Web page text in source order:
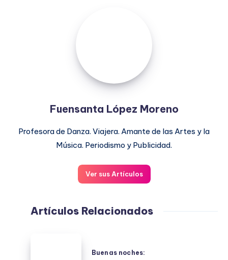
Fuensanta López Moreno
Profesora de Danza. Viajera. Amante de las Artes y la
Música. Periodismo y Publicidad.
Ver sus Artículos
Artículos Relacionados
Buenas noches: